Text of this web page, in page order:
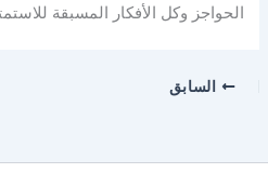
الحواجز وكل الأفكار المسبقة
السابق